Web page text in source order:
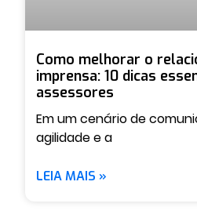
Como melhorar o
imprensa: 10 dicas
assessores
Em um cenário de
agilidade e a
LEIA MAIS »